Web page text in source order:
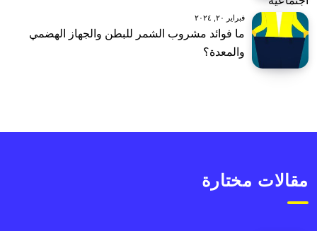
فبراير ٢٠, ٢٠٢٤
ما فوائد مشروب الشمر للبطن والجهاز الهضمي
والمعدة؟
مقالات مختارة